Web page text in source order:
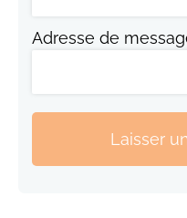
Adresse de
Laisser